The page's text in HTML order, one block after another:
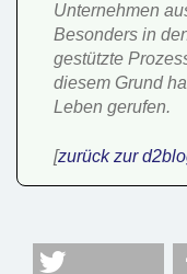
Unternehmen
Besonders in
gestützte
diesem Grund
Leben gerufen.
[zurück zur